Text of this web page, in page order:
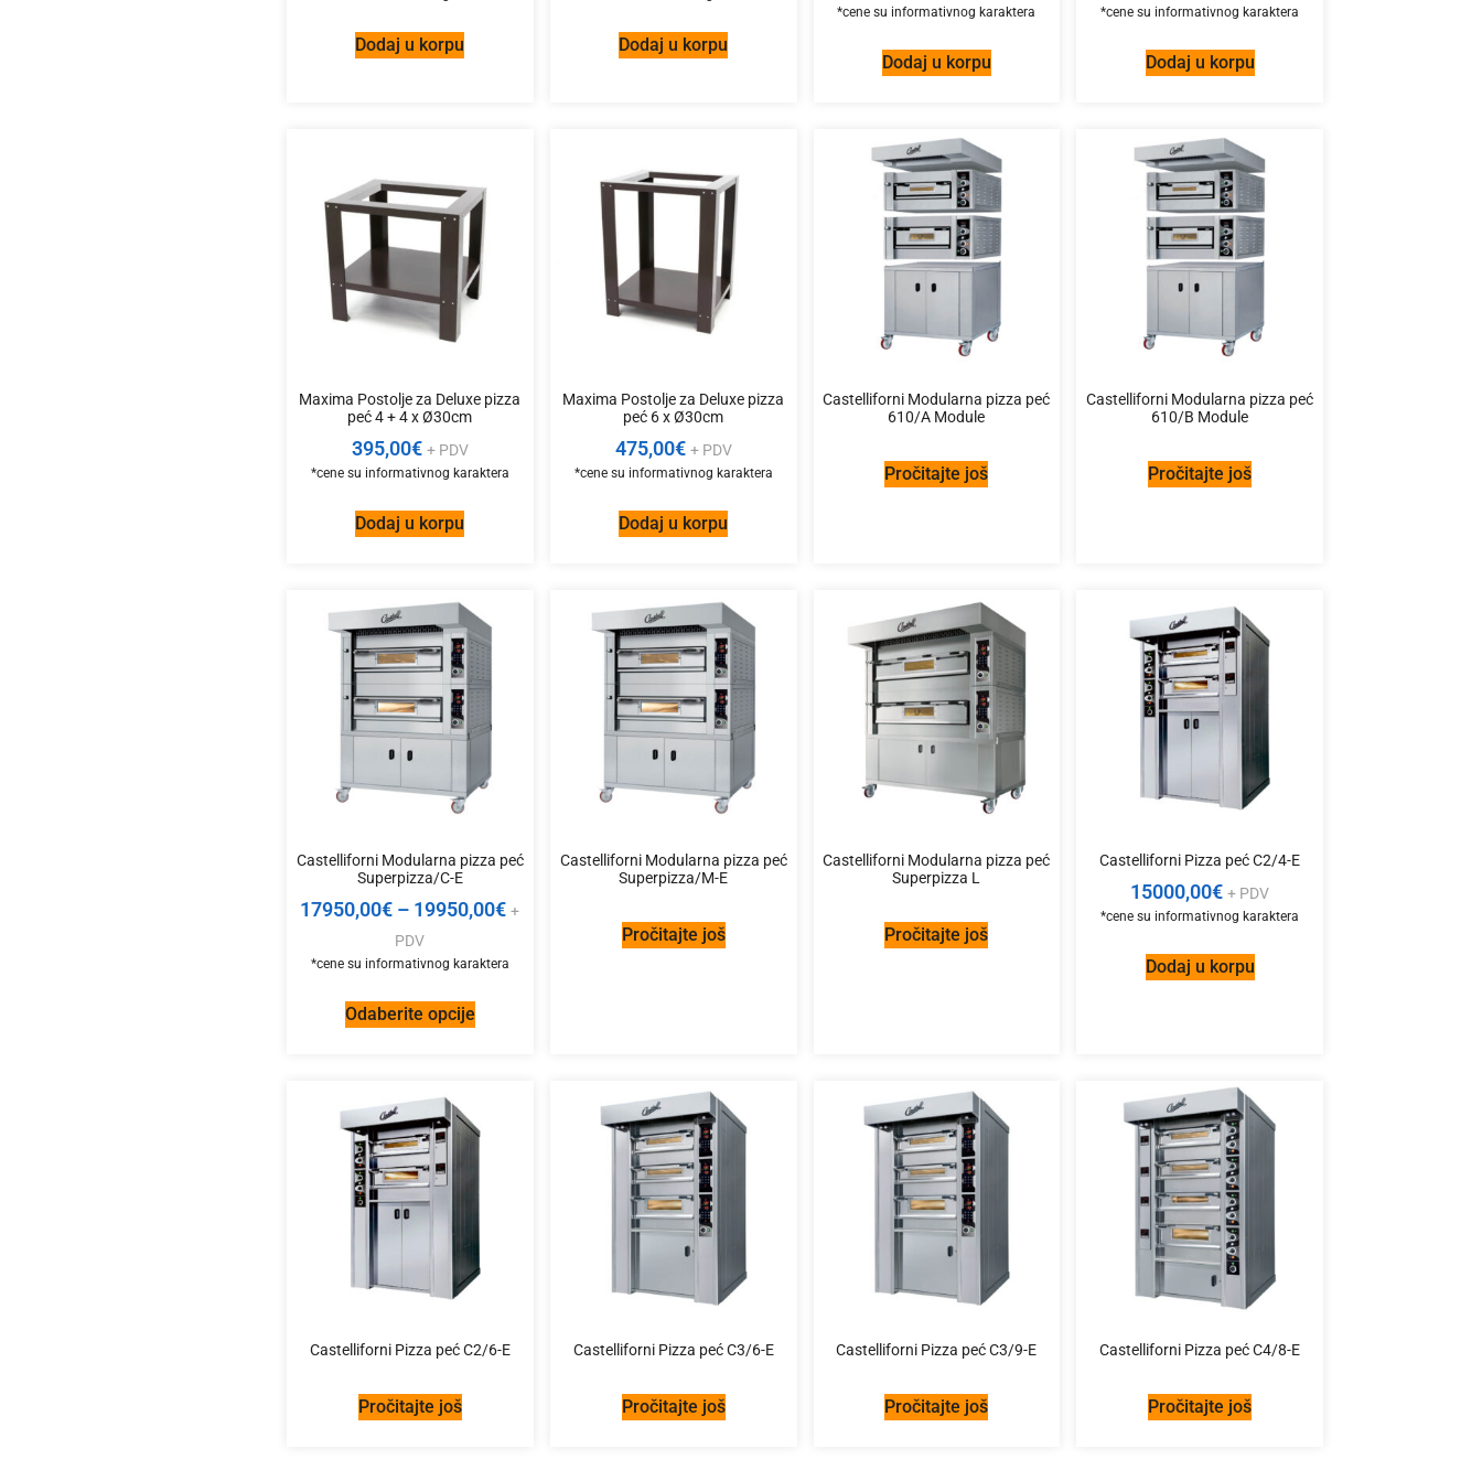
Dodaj u korpu Dodaj u korpu
Dodaj u korpu Dodaj u korpu
Maxima Postolje za Deluxe pizza
peć 4 + 4 x Ø30cm
395,00€ + PDV
Dodaj u korpu
Maxima Postolje za Deluxe pizza
peć 6 x Ø30cm
475,00€ + PDV
Dodaj u korpu
Castelliforni Modularna pizza peć
610/A Module
Pročitajte još
Castelliforni Modularna pizza peć
610/B Module
Pročitajte još
Castelliforni Modularna pizza peć
Superpizza/C-E
17950,00€ – 19950,00€ +
PDV
Odaberite opcije
Castelliforni Modularna pizza peć
Superpizza/M-E
Pročitajte još
Castelliforni Modularna pizza peć
Superpizza L
Pročitajte još
Castelliforni Pizza peć C2/4-E
15000,00€ + PDV
Dodaj u korpu
Castelliforni Pizza peć C2/6-E
Pročitajte još
Castelliforni Pizza peć C3/6-E
Pročitajte još
Castelliforni Pizza peć C3/9-E
Pročitajte još
Castelliforni Pizza peć C4/8-E
Pročitajte još